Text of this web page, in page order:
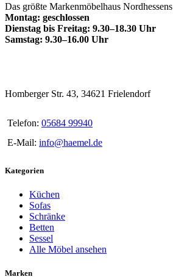
Das größte Markenmöbelhaus Nordhessens
Montag: geschlossen
Dienstag bis Freitag: 9.30–18.30 Uhr
Samstag: 9.30–16.00 Uhr
Homberger Str. 43, 34621 Frielendorf
Telefon: 05684 99940
E-Mail: info@haemel.de
Kategorien
Küchen
Sofas
Schränke
Betten
Sessel
Alle Möbel ansehen
Marken